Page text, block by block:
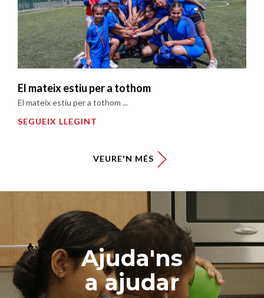
El mateix estiu per a tothom
El mateix estiu per a tothom ...
SEGUEIX LLEGINT
VEURE'N MÉS
Ajuda'ns
a ajudar